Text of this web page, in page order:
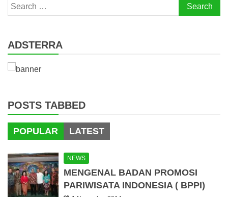
Search
for:
ADSTERRA
POSTS TABBED
POPULAR LATEST
NEWS
MENGENAL BADAN PROMOSI
PARIWISATA INDONESIA ( BPPI)